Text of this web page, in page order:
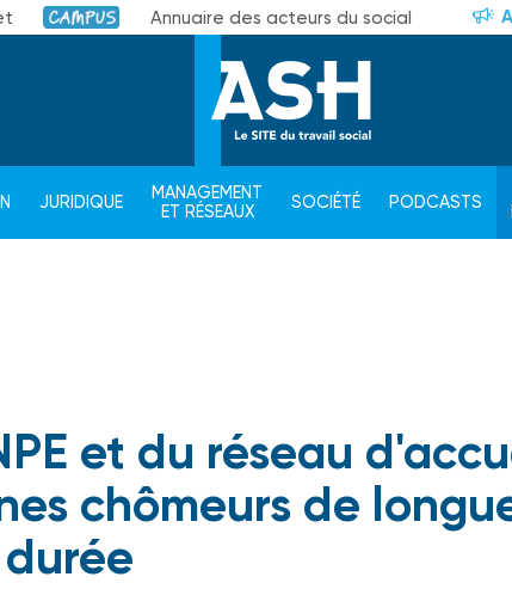
Campus Annuaire des acteurs du social
JURIDIQUE
MANAGEMENT
ET RÉSEAUX
SOCIÉTÉ PODCASTS
et du réseau
chômeurs de
durée